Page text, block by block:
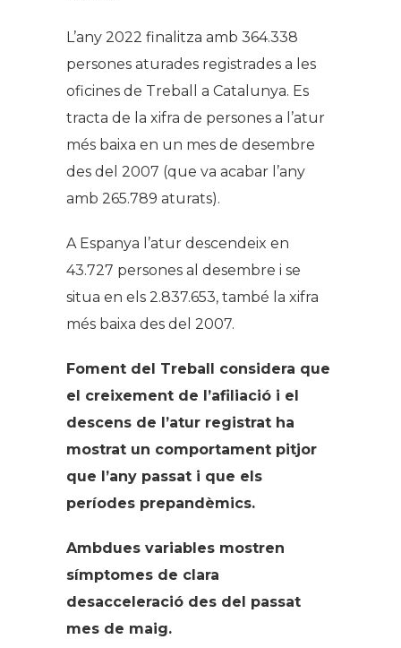
L’any 2022 finalitza amb 364.338
persones aturades registrades a les
oficines de Treball a Catalunya. Es
tracta de la xifra de persones a l’atur
més baixa en un mes de desembre
des del 2007 (que va acabar l’any
amb 265.789 aturats).
A Espanya l’atur descendeix en
43.727 persones al desembre i se
situa en els 2.837.653, també la xifra
més baixa des del 2007.
Foment del Treball considera que
el creixement de l’afiliació i el
descens de l’atur registrat ha
mostrat un comportament pitjor
que l’any passat i que els
períodes prepandèmics.
Ambdues variables mostren
símptomes de clara
desacceleració des del passat
mes de maig.